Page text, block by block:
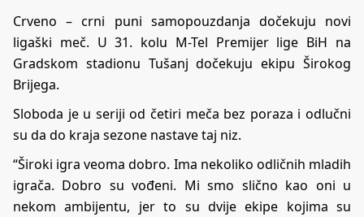
Crveno – crni puni samopouzdanja dočekuju novi
ligaški meč. U 31. kolu M-Tel Premijer lige BiH na
Gradskom stadionu Tušanj dočekuju ekipu Širokog
Brijega.
Sloboda je u seriji od četiri meča bez poraza i odlučni
su da do kraja sezone nastave taj niz.
“Široki igra veoma dobro. Ima nekoliko odličnih mladih
igrača. Dobro su vođeni. Mi smo slično kao oni u
nekom ambijentu, jer to su dvije ekipe kojima su